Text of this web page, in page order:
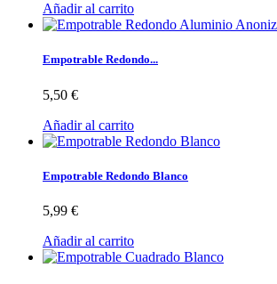
Añadir al carrito
Empotrable Redondo...
5,50 €
Añadir al carrito
Empotrable Redondo Blanco
5,99 €
Añadir al carrito